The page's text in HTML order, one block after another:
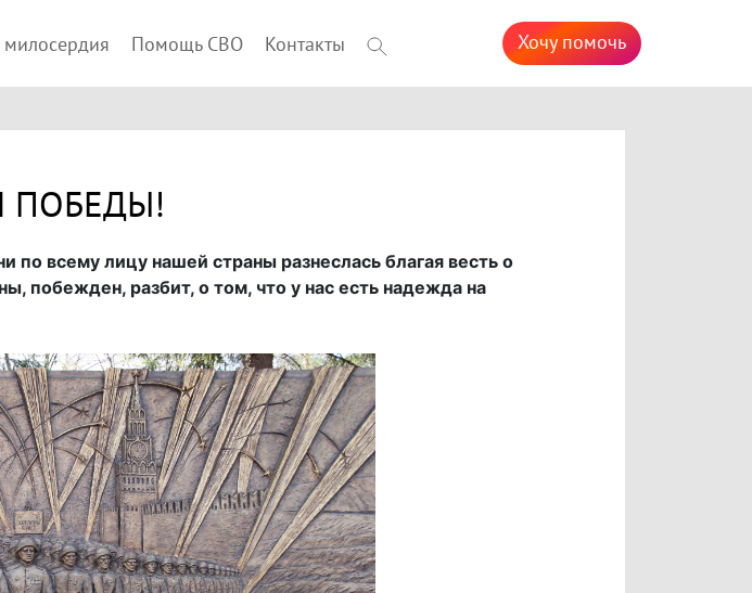
милосердия Помощь СВО Контакты Хочу помочь
ПОБЕДЫ!
всему лицу нашей страны разнеслась благая весть о
побежден, разбит, о том, что у нас есть надежда на